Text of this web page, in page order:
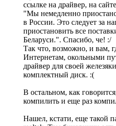
ссылке на драйвер, на
"Мы немедленно
в России. Это следует за
приостановить все
Беларуси.". Спасибо, че! :/
Так что, возможно, и вам,
Интернетам, окольными
драйвер для своей
комплектный диск. :(
В остальном, как
компилить и еще раз
Нашел, кстати, еще такой